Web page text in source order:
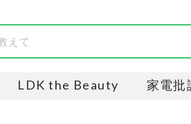
LDK the Beauty 家電批